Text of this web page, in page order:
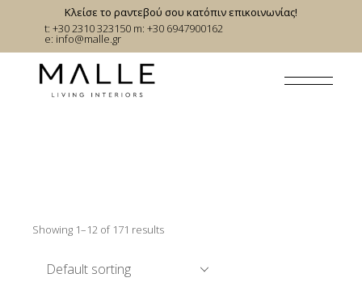
t: +30 2310 323150 m: +30 6947900162
e: info@malle.gr
Κλείσε το ραντεβού σου κατόπιν επικοινωνίας!
Showing 1–12 of 171 results
Default sorting